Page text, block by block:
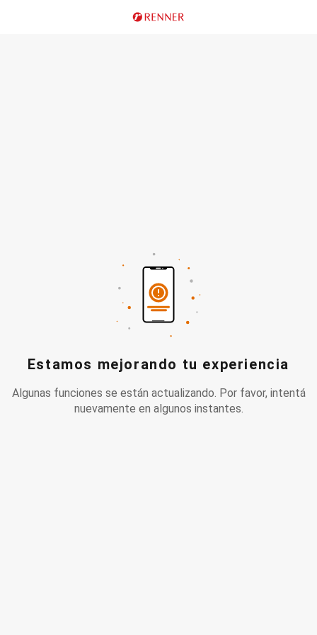
Estamos mejorando tu experiencia
Algunas funciones se están actualizando. Por favor, intentá
nuevamente en algunos instantes.